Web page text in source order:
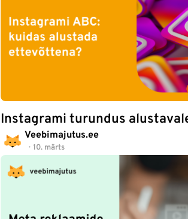
Instagrami turundus
Veebimajutus.ee
10. märts